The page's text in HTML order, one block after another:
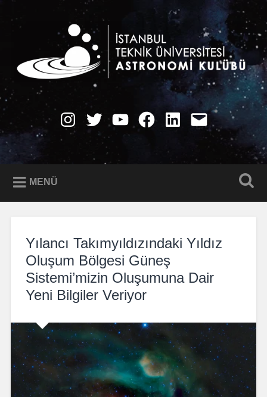
İTÜ Astronomi Kulübü
Instagram
TwitterYouTube
Facebook
LinkedIn
E-
Posta
MENÜ
Yılancı Takımyıldızındaki Yıldız
Oluşum Bölgesi Güneş
Sistemi’mizin Oluşumuna Dair
Yeni Bilgiler Veriyor